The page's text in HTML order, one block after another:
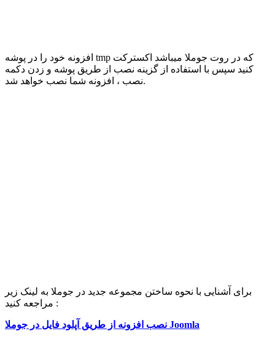
افزونه خود را در پوشه tmp که در روت جوملا میباشد اکسترکت
کنید سپس با استفاده از گزینه نصب از طریق پوشه و زدن دکمه
نصب ، افزونه شما نصب خواهد شد.
برای آشنایی با نحوه ساختن مجموعه جدید در جوملا به لینک زیر
مراجعه کنید :
نصب افزونه از طریق آپلود فایل در جوملا Joomla